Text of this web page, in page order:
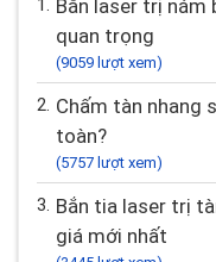
1. Bắn laser trị nám bao lâu thì bong vảy? 7 lưu ý
quan trọng
(9059 lượt xem)
2. Chấm tàn nhang sau bao lâu thì bong vảy hoàn
toàn?
(5757 lượt xem)
3. Bắn tia laser trị tàn nhang bao nhiêu tiền? Bảng
giá mới nhất